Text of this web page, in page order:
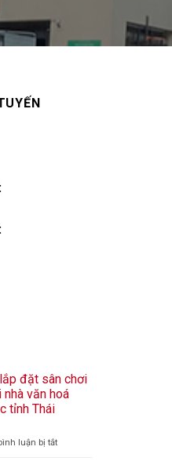
đặt sân chơi
văn hoá
tỉnh Thái
luận bị tắtở